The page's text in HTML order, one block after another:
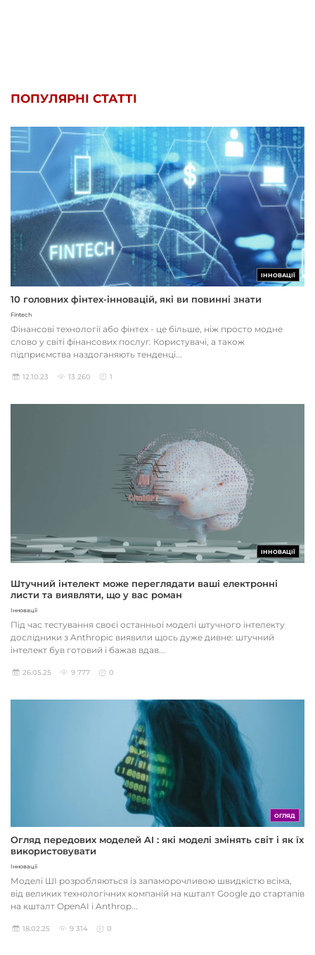
ПОПУЛЯРНІ СТАТТІ
ІННОВАЦІЇ
10 головних фінтех-інновацій, які ви повинні знати
Fintech
Фінансові технології або фінтех - це більше, ніж просто модне
слово у світі фінансових послуг. Користувачі, а також
підприємства наздоганяють тенденці...
12.10.23 13 260 1
ІННОВАЦІЇ
Штучний інтелект може переглядати ваші електронні
листи та виявляти, що у вас роман
Інновації
Під час тестування своєї останньої моделі штучного інтелекту
дослідники з Anthropic виявили щось дуже дивне: штучний
інтелект був готовий і бажав вдав...
26.05.25 9 777 0
ОГЛЯД
Огляд передових моделей AI : які моделі змінять світ і як їх
використовувати
Інновації
Моделі ШІ розробляються із запаморочливою швидкістю всіма,
від великих технологічних компаній на кшталт Google до стартапів
на кшталт OpenAI і Anthrop...
18.02.25 9 314 0